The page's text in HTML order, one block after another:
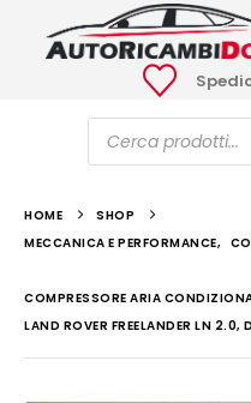
Ricerca
prodotti
HOME
SHOP
MECCANICA E PERFORMANCE,
COMPRESSORE ARIA
LAND ROVER FREELANDER LN